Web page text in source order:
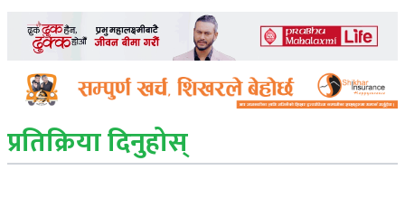
प्रतिक्रिया दिनुहोस्